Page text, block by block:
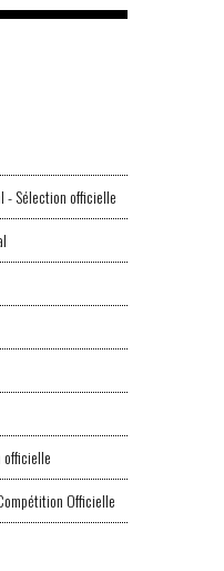
- Sélection officielle
officielle
Officielle